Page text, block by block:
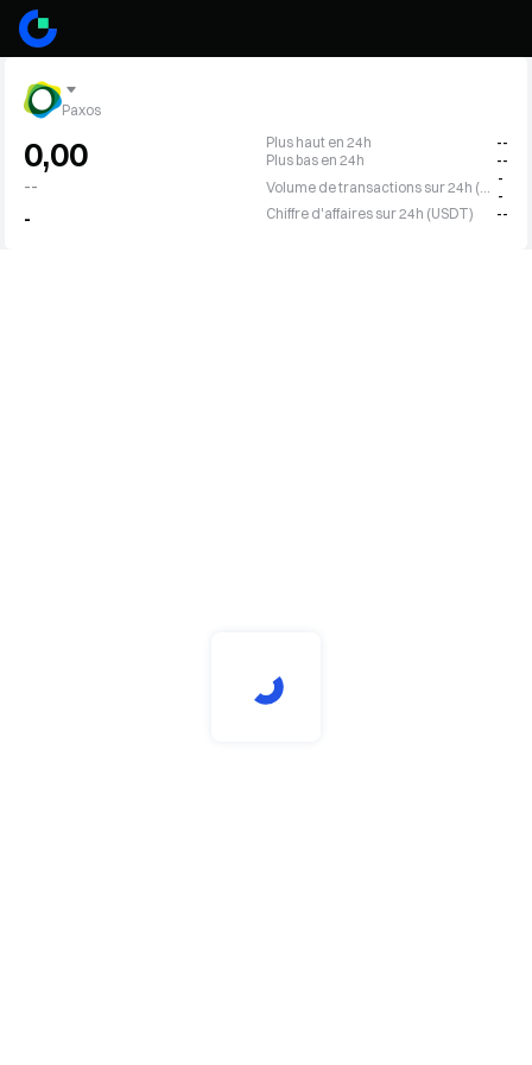
Paxos
0,00
--
-
Plus haut en 24h
--
Plus bas en 24h
--
-
-
Chiffre d'affaires sur 24h (USDT)
--